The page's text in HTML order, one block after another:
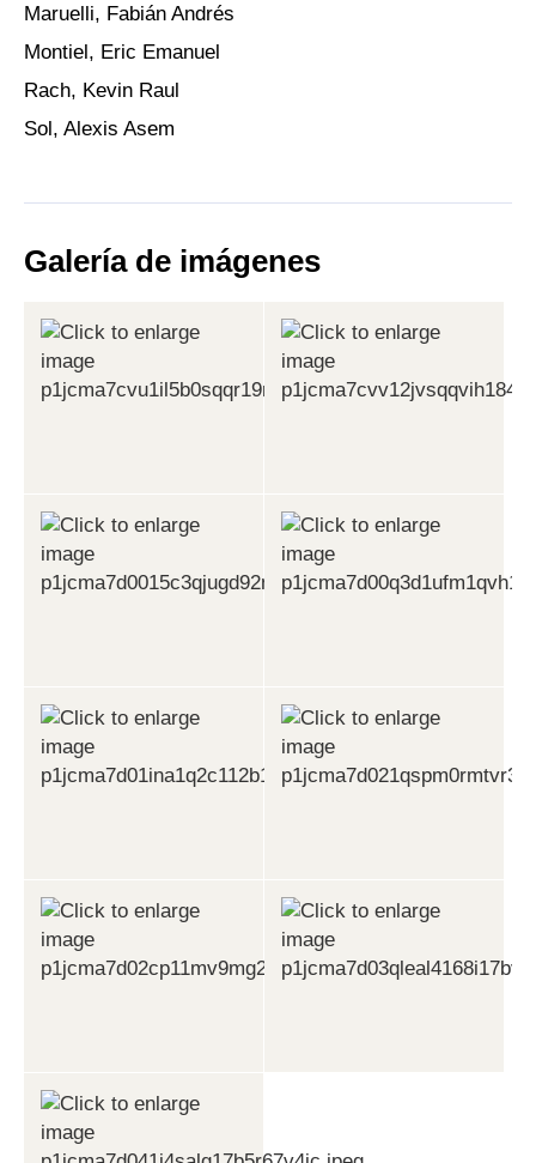
Maruelli, Fabián Andrés
Montiel, Eric Emanuel
Rach, Kevin Raul
Sol, Alexis Asem
Galería de imágenes